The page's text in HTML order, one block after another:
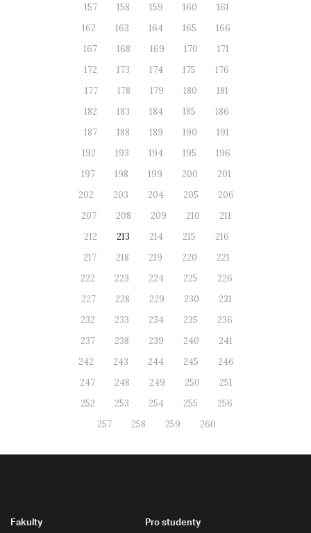
157
158 159 160
161
162
163 164 165
166
167
168 169 170
171
172
173 174 175
176
177
178 179 180
181
182
183 184 185
186
187
188 189 190
191
192
193 194 195
196
197
198 199 200
201
202
203 204 205
206
207
208 209 210
211
212
213 214 215
216
217
218 219 220
221
222
223 224 225
226
227
228 229 230
231
232
233 234 235
236
237
238 239 240
241
242
243 244 245
246
247
248 249 250
251
252
253 254 255
256
257
258 259 260
Fakulty Pro studenty